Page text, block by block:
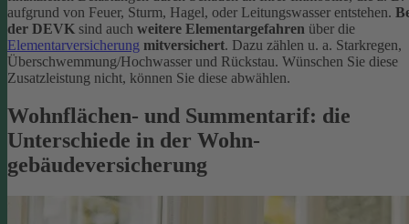
aufgrund von Feuer, Sturm, Hagel, oder Leitungswasser entstehen.
der DEVK sind auch weitere Elementargefahren über die
Elementarversicherung mitversichert. Dazu zählen u. a. Starkregen,
Überschwemmung/Hochwasser und Rückstau. Wünschen Sie diese
Zusatzleistung nicht, können Sie diese abwählen.
Wohnflächen- und Summentarif: die
Unterschiede in der Wohn­
gebäudeversicherung